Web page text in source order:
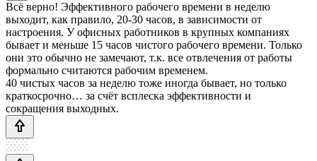
Всё верно! Эффективного рабочего времени в неделю
выходит, как правило, 20-30 часов, в зависимости от
настроения. У офисных работников в крупных компаниях
бывает и меньше 15 часов чистого рабочего времени. Только
они это обычно не замечают, т.к. все отвлечения от работы
формально считаются рабочим временем.
40 чистых часов за неделю тоже иногда бывает, но только
краткосрочно… за счёт всплеска эффективности и
сокращения выходных.